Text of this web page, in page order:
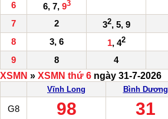
6
6, 7, 93
7
2 32, 5, 9
8
3, 6 1, 42
9
8 4
XSMN » XSMN thứ 6 ngày 31-7-2026
Vĩnh Long Bình Dương
G8 98 31